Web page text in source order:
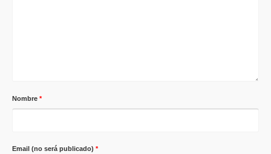
Nombre *
Email (no será publicado) *